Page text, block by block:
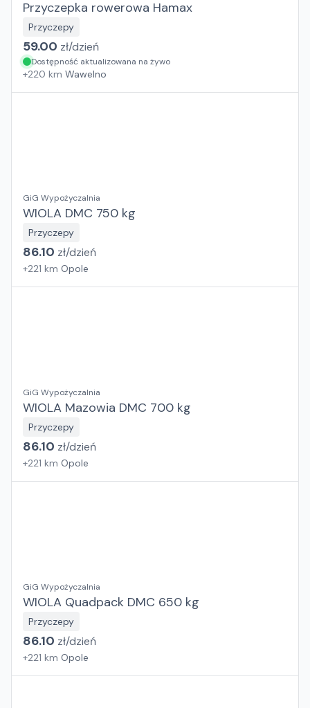
Przyczepka rowerowa Hamax
Przyczepy
59.00 zł/dzień
Dostępność aktualizowana na żywo
+220 km Wawelno
GiG Wypożyczalnia
WIOLA DMC 750 kg
Przyczepy
86.10 zł/dzień
+221 km Opole
GiG Wypożyczalnia
WIOLA Mazowia DMC 700 kg
Przyczepy
86.10 zł/dzień
+221 km Opole
GiG Wypożyczalnia
WIOLA Quadpack DMC 650 kg
Przyczepy
86.10 zł/dzień
+221 km Opole